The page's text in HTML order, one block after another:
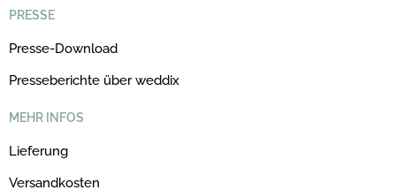
PRESSE
Presse-Download
Presseberichte über weddix
MEHR INFOS
Lieferung
Versandkosten